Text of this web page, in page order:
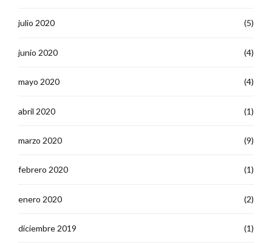
julio 2020 (5)
junio 2020 (4)
mayo 2020 (4)
abril 2020 (1)
marzo 2020 (9)
febrero 2020 (1)
enero 2020 (2)
diciembre 2019 (1)